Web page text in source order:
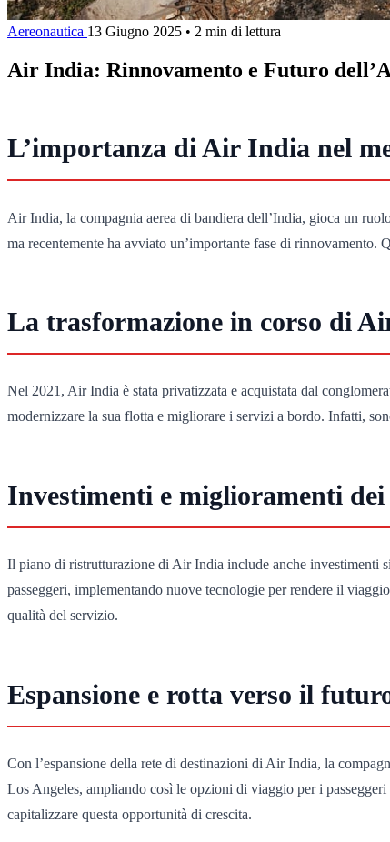
Aereonautica 13 Giugno 2025 • 2 min di lettura
Air India: Rinnovamento e Futuro
L’importanza di Air India nel
Air India, la compagnia aerea di bandiera dell’India, gioca un
ma recentemente ha avviato un’importante fase di
La trasformazione in corso di
Nel 2021, Air India è stata privatizzata e acquistata dal
modernizzare la sua flotta e migliorare i servizi a bordo. Infatti,
Investimenti e miglioramenti dei
Il piano di ristrutturazione di Air India include anche investimenti
passeggeri, implementando nuove tecnologie per rendere il
qualità del servizio.
Espansione e rotta verso il
Con l’espansione della rete di destinazioni di Air India, la
Los Angeles, ampliando così le opzioni di viaggio per i
capitalizzare questa opportunità di crescita.